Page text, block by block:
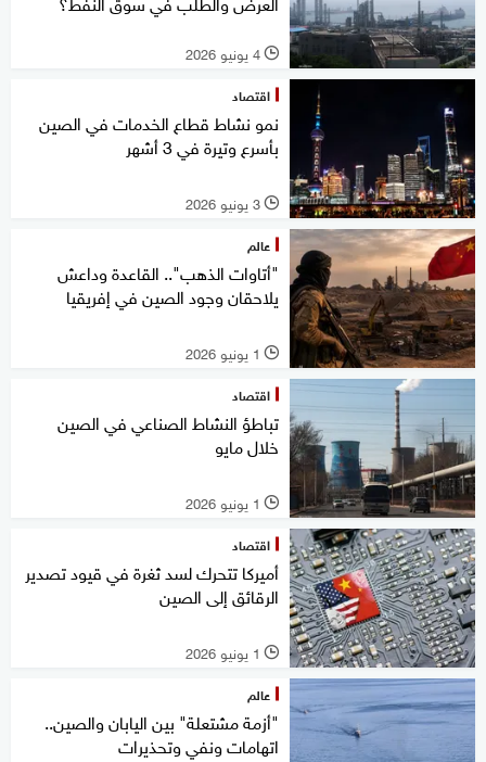
l 4 يونيو 2026
اقتصاد
نمو نشاط قطاع الخدمات في الصين
بأسرع وتيرة في 3 أشهر
l 3 يونيو 2026
عالم
"أتاوات الذهب".. القاعدة وداعش
يلاحقان وجود الصين في إفريقيا
l 1 يونيو 2026
اقتصاد
تباطؤ النشاط الصناعي في الصين
خلال مايو
l 1 يونيو 2026
اقتصاد
أميركا تتحرك لسد ثغرة في قيود تصدير
الرقائق إلى الصين
l 1 يونيو 2026
عالم
"أزمة مشتعلة" بين اليابان والصين..
اتهامات ونفي وتحذيرات